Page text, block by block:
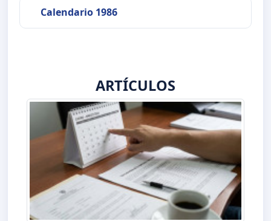
Calendario 1986
ARTÍCULOS